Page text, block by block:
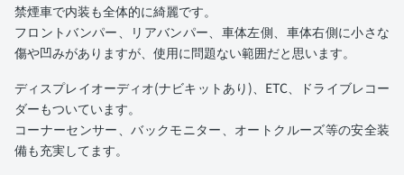
禁煙車で内装も全体的に綺麗です。
フロントバンパー、リアバンパー、車体左側、車体右側に小さな
傷や凹みがありますが、使用に問題ない範囲だと思います。
ディスプレイオーディオ(ナビキットあり)、ETC、ドライブレコー
ダーもついています。
コーナーセンサー、バックモニター、オートクルーズ等の安全装
備も充実してます。